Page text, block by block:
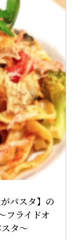
パスタ】の
フライドオ
タ～